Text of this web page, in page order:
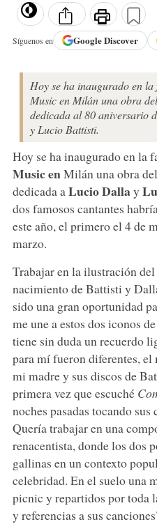
Síguenos en GoogleDiscover
Hoy se ha inaugurado en la
Music en Milán una obra
dedicada al 80 aniversario
y Lucio Battisti.
Hoy se ha inaugurado en la
MusicenMilán una obra
dedicada a Lucio Dallay
dos famosos cantantes
este año, el primero el 4 de
marzo.
Trabajar en la ilustración
nacimiento de Battisti y
sido una gran oportunidad
me une a estos dos iconos
tiene sin duda un recuerdo
para mí fueron diferentes, el
mi madre y sus discos de
primera vez que escuché
noches pasadas tocando
Quería trabajar en una
renacentista, donde los dos
gallinas en un contexto
celebridad. En el suelo una
picnic y repartidos por toda
y referencias a sus